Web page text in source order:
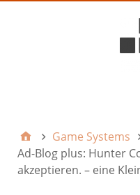
Game Systems
Ad-Blog plus: Hunter
akzeptieren. – eine